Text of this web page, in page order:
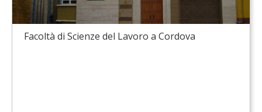
Facoltà di Scienze del Lavoro a Cordova